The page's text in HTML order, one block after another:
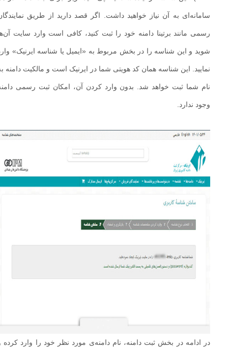
سامانه‌ای به آن نیاز خواهید داشت. اگر قصد دارید از طریق نمایندگان
رسمی مانند برتینا دامنه خود را ثبت کنید، کافی است وارد سایت آن‌ها
شوید و این شناسه را در بخش مربوط به «ایمیل یا شناسه ایرنیک» وارد
نمایید. این شناسه همان کد هویتی شما در ایرنیک است و مالکیت دامنه به
نام شما ثبت خواهد شد. بدون وارد کردن آن، امکان ثبت رسمی دامنه
وجود ندارد.
در ادامه در بخش ثبت دامنه، نام دامنه‌ی مورد نظر خود را وارد کرده و